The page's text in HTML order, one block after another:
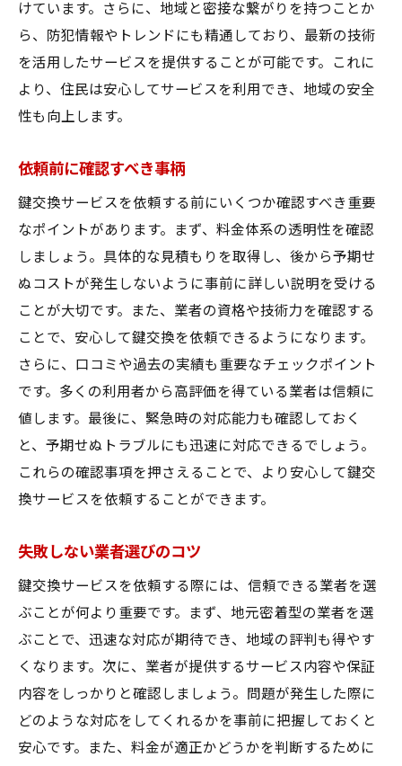
けています。さらに、地域と密接な繋がりを持つことか
ら、防犯情報やトレンドにも精通しており、最新の技術
を活用したサービスを提供することが可能です。これに
より、住民は安心してサービスを利用でき、地域の安全
性も向上します。
依頼前に確認すべき事柄
鍵交換サービスを依頼する前にいくつか確認すべき重要
なポイントがあります。まず、料金体系の透明性を確認
しましょう。具体的な見積もりを取得し、後から予期せ
ぬコストが発生しないように事前に詳しい説明を受ける
ことが大切です。また、業者の資格や技術力を確認する
ことで、安心して鍵交換を依頼できるようになります。
さらに、口コミや過去の実績も重要なチェックポイント
です。多くの利用者から高評価を得ている業者は信頼に
値します。最後に、緊急時の対応能力も確認しておく
と、予期せぬトラブルにも迅速に対応できるでしょう。
これらの確認事項を押さえることで、より安心して鍵交
換サービスを依頼することができます。
失敗しない業者選びのコツ
鍵交換サービスを依頼する際には、信頼できる業者を選
ぶことが何より重要です。まず、地元密着型の業者を選
ぶことで、迅速な対応が期待でき、地域の評判も得やす
くなります。次に、業者が提供するサービス内容や保証
内容をしっかりと確認しましょう。問題が発生した際に
どのような対応をしてくれるかを事前に把握しておくと
安心です。また、料金が適正かどうかを判断するために